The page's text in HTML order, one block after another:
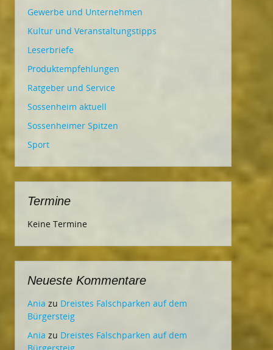
Gewerbe und Unternehmen
Kultur und Veranstaltungstipps
Leserbriefe
Produktempfehlungen
Ratgeber und Service
Sossenheim aktuell
Sossenheimer Spitzen
Sport
Termine
Keine Termine
Neueste Kommentare
Ania zu Dreistes Falschparken auf dem
Bürgersteig
Ania zu Dreistes Falschparken auf dem